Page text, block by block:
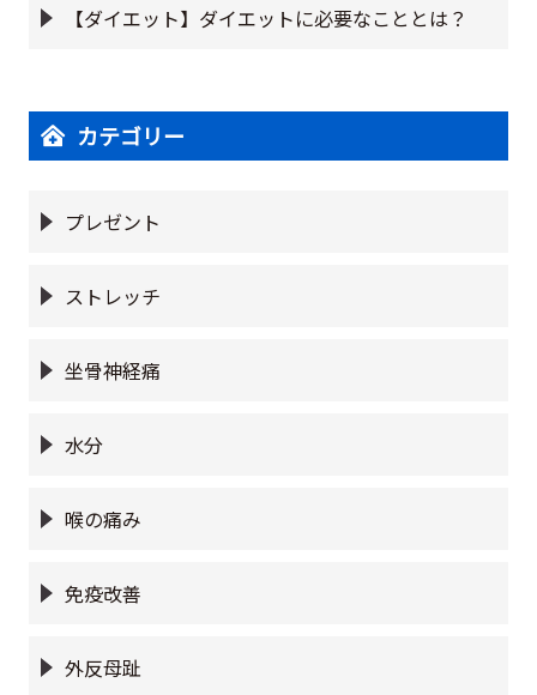
【ダイエット】ダイエットに必要なこととは？
カテゴリー
プレゼント
ストレッチ
坐骨神経痛
水分
喉の痛み
免疫改善
外反母趾